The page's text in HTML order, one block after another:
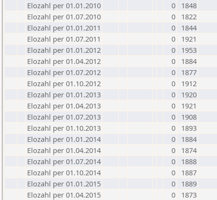
Elozahl per 01.01.2010
0
1848
Elozahl per 01.07.2010
0
1822
Elozahl per 01.01.2011
0
1844
Elozahl per 01.07.2011
0
1921
Elozahl per 01.01.2012
0
1953
Elozahl per 01.04.2012
0
1884
Elozahl per 01.07.2012
0
1877
Elozahl per 01.10.2012
0
1912
Elozahl per 01.01.2013
0
1920
Elozahl per 01.04.2013
0
1921
Elozahl per 01.07.2013
0
1908
Elozahl per 01.10.2013
0
1893
Elozahl per 01.01.2014
0
1884
Elozahl per 01.04.2014
0
1874
Elozahl per 01.07.2014
0
1888
Elozahl per 01.10.2014
0
1887
Elozahl per 01.01.2015
0
1889
Elozahl per 01.04.2015
0
1873